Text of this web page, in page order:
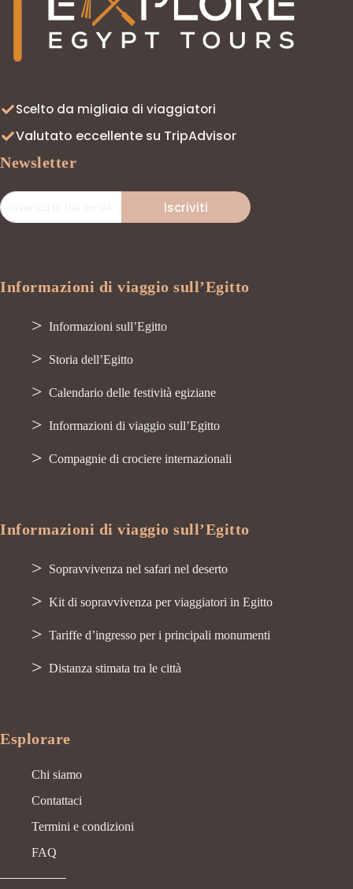
Scelto da migliaia di viaggiatori
Valutato eccellente su TripAdvisor
Newsletter
Iscriviti
Informazioni di viaggio sull’Egitto
Informazioni sull’Egitto
Storia dell’Egitto
Calendario delle festività egiziane
Informazioni di viaggio sull’Egitto
Compagnie di crociere internazionali
Informazioni di viaggio sull’Egitto
Sopravvivenza nel safari nel deserto
Kit di sopravvivenza per viaggiatori in Egitto
Tariffe d’ingresso per i principali monumenti
Distanza stimata tra le città
Esplorare
Chi siamo
Contattaci
Termini e condizioni
FAQ